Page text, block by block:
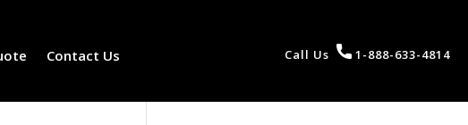
Contact Us Call Us 1-888-633-4814